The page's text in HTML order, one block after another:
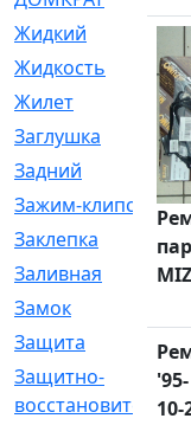
Жидкий
Жидкость
Жилет
Заглушка
Задний
Зажим-клипса
Заклепка
Заливная
Замок
Защита
Защитно-
10-